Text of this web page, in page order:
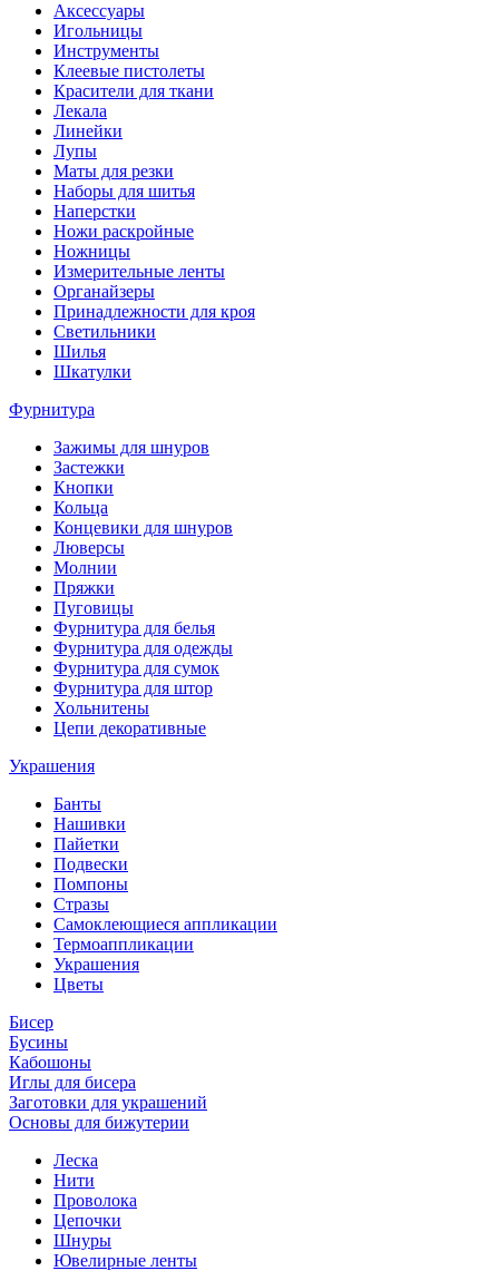
Аксессуары
Игольницы
Инструменты
Клеевые пистолеты
Красители для ткани
Лекала
Линейки
Лупы
Маты для резки
Наборы для шитья
Наперстки
Ножи раскройные
Ножницы
Измерительные ленты
Органайзеры
Принадлежности для кроя
Светильники
Шилья
Шкатулки
Фурнитура
Зажимы для шнуров
Застежки
Кнопки
Кольца
Концевики для шнуров
Люверсы
Молнии
Пряжки
Пуговицы
Фурнитура для белья
Фурнитура для одежды
Фурнитура для сумок
Фурнитура для штор
Хольнитены
Цепи декоративные
Украшения
Банты
Нашивки
Пайетки
Подвески
Помпоны
Стразы
Самоклеющиеся аппликации
Термоаппликации
Украшения
Цветы
Бисер
Бусины
Кабошоны
Иглы для бисера
Заготовки для украшений
Основы для бижутерии
Леска
Нити
Проволока
Цепочки
Шнуры
Ювелирные ленты